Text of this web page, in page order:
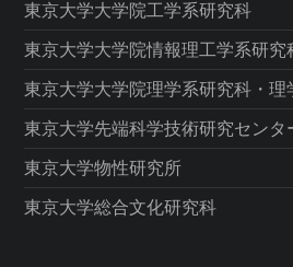
東京大学大学院工学系研究科
東京大学大学院情報理工学系研究
東京大学大学院理学系研究科・理
東京大学先端科学技術研究センタ
東京大学物性研究所
東京大学総合文化研究科